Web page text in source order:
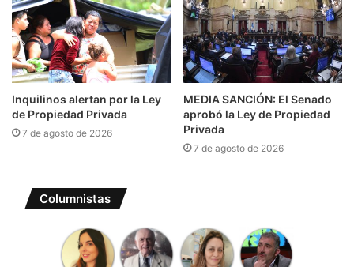
Inquilinos alertan por la Ley
de Propiedad Privada
7 de agosto de 2026
MEDIA SANCIÓN: El Senado
aprobó la Ley de Propiedad
Privada
7 de agosto de 2026
Columnistas